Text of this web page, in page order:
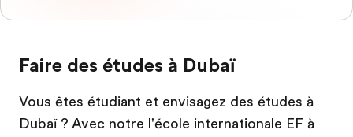
Faire des études à Dubaï
Vous êtes étudiant et envisagez des études à
Dubaï ? Avec notre l'école internationale EF à